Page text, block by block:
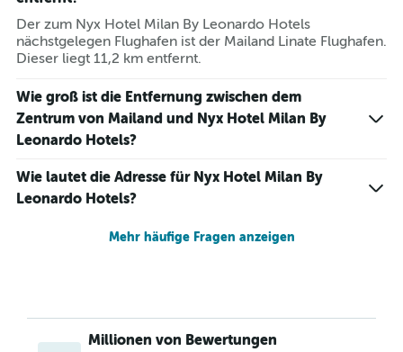
Der zum Nyx Hotel Milan By Leonardo Hotels
nächstgelegen Flughafen ist der Mailand Linate Flughafen.
Dieser liegt 11,2 km entfernt.
Wie groß ist die Entfernung zwischen dem
Zentrum von Mailand und Nyx Hotel Milan By
Leonardo Hotels?
Wie lautet die Adresse für Nyx Hotel Milan By
Leonardo Hotels?
Mehr häufige Fragen anzeigen
Millionen von Bewertungen